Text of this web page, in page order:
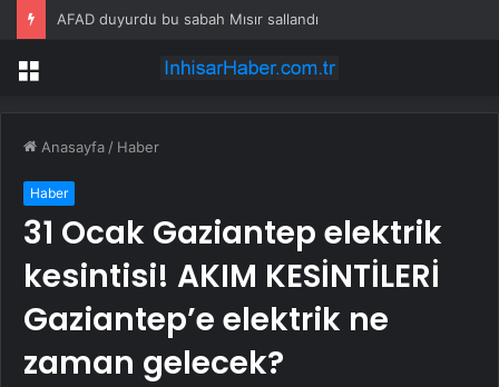
AFAD duyurdu bu sabah Mısır sallandı
Menü
Anasayfa / Haber
Haber
31 Ocak Gaziantep elektrik
kesintisi! AKIM KESİNTİLERİ
Gaziantep’e elektrik ne
zaman gelecek?